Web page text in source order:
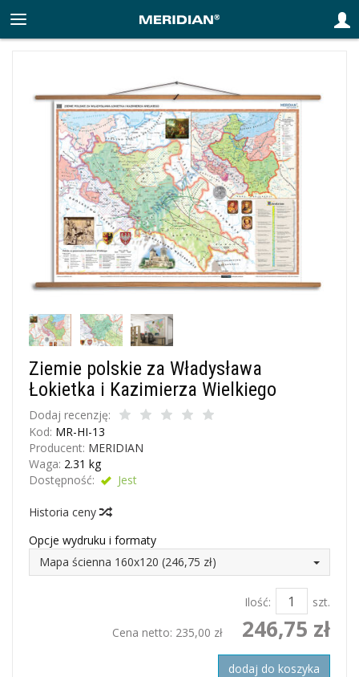
Ziemie polskie za Władysława
Łokietka i Kazimierza Wielkiego
Dodaj recenzję:
Kod: MR-HI-13
Producent: MERIDIAN
Waga: 2.31 kg
Dostępność:
Jest
Historia ceny
Opcje wydruku i formaty
Mapa ścienna 160x120 (246,75 zł)
Ilość:
szt.
Cena netto: 235,00 zł 246,75 zł
dodaj do koszyka